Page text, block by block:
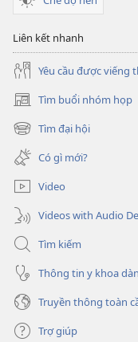
Liên kết nhanh
Yêu cầu được viếng
Tìm buổi nhóm họp
(mở
cửa
sổ
mới)
Tìm đại hội
(mở
cửa
sổ
mới)
Có gì mới?
Video
Videos with Audio
Tìm kiếm
Thông tin y khoa
Truyền thông toàn
Trợ giúp